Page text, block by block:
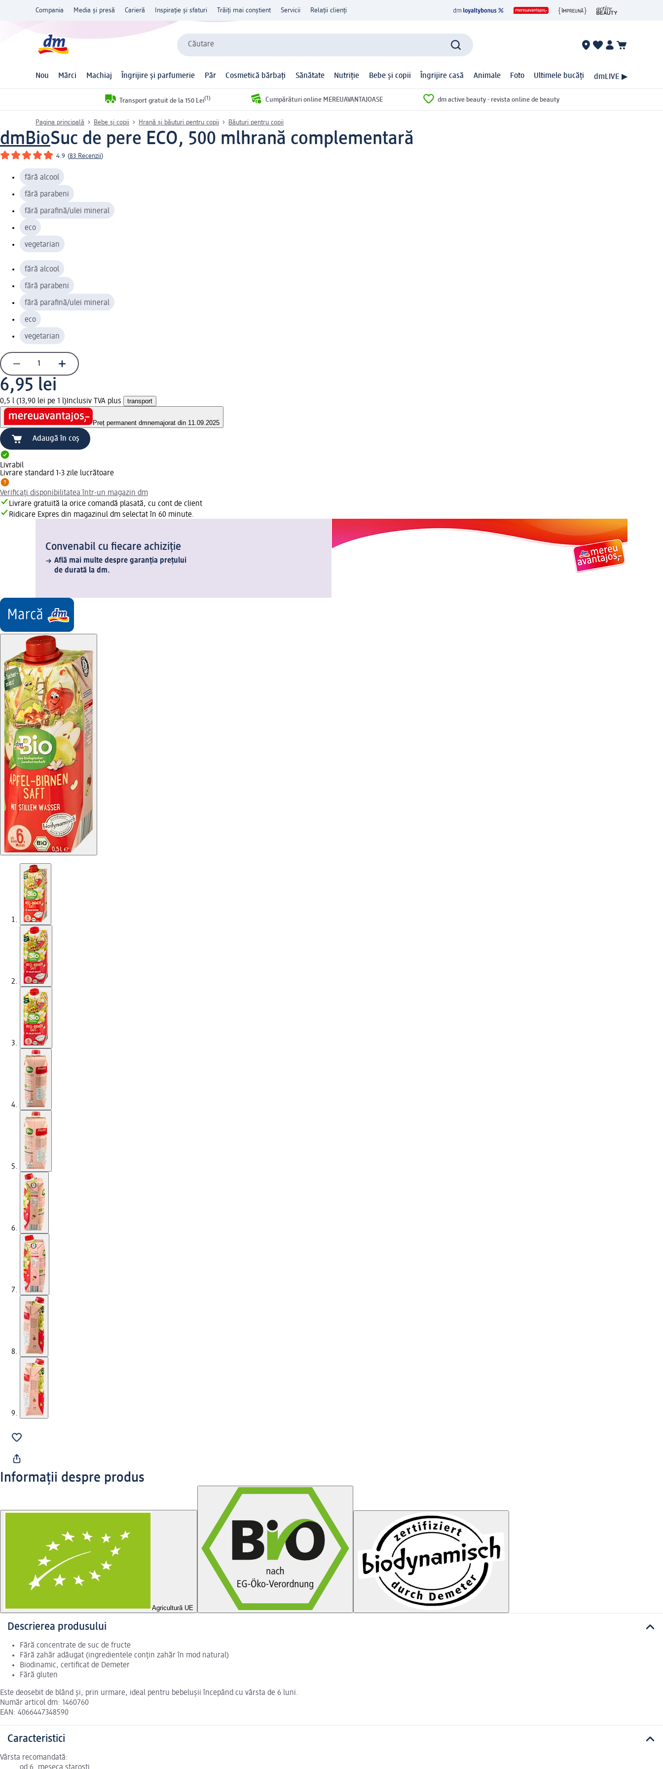
Compania Media și presă Carieră Inspirație și sfaturi Trăiți mai conștient Servicii Relații clienți
Căutare
Nou Mărci Machiaj Îngrijire și parfumerie Păr Cosmetică bărbați Sănătate Nutriție Bebe și copii Îngrijire casă Animale Foto Ultimele bucăți dmLIVE ▶
Transport gratuit de la 150 Lei(1) Cumpărături online MEREUAVANTAJOASE dm active beauty - revista online de beauty
Pagina principală Bebe și copii Hrană și băuturi pentru copii Băuturi pentru copii
dmBioSuc de pere ECO, 500 mlhrană complementară
4.9 (83 Recenzii)
fără alcool
fără parabeni
fără parafină/ulei mineral
eco
vegetarian
fără alcool
fără parabeni
fără parafină/ulei mineral
eco
vegetarian
6,95 lei
0,5 l (13,90 lei pe 1 l) Inclusiv TVA plus transport
Preț permanent dmnemajorat din 11.09.2025
Adaugă în coș
Livrabil
Livrare standard 1-3 zile lucrătoare
Verificați disponibilitatea într-un magazin dm
Livrare gratuită la orice comandă plasată, cu cont de client
Ridicare Expres din magazinul dm selectat în 60 minute.
Convenabil cu fiecare achiziție
Află mai multe despre garanția prețului
de durată la dm.
Informații despre produs
Agricultură UE
Descrierea produsului
Fără concentrate de suc de fructe
Fără zahăr adăugat (ingredientele conțin zahăr în mod natural)
Biodinamic, certificat de Demeter
Fără gluten
Este deosebit de blând și, prin urmare, ideal pentru bebelușii începând cu vârsta de 6 luni.
Număr articol dm: 1460760
EAN: 4066447348590
Caracteristici
Vârsta recomandată: